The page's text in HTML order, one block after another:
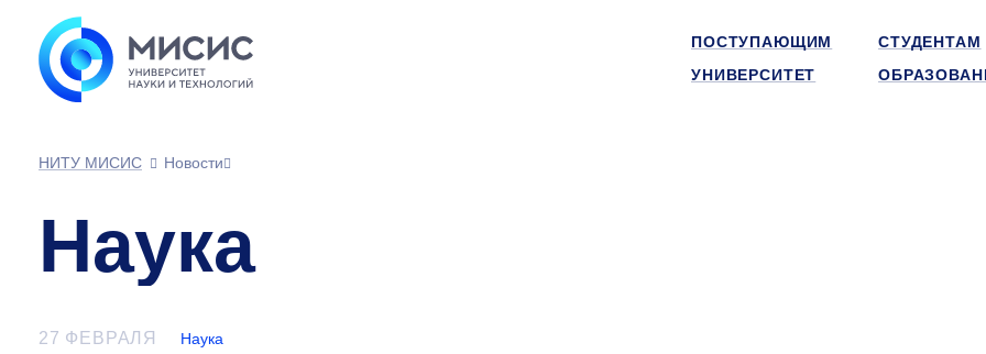
ПОСТУПАЮЩИМ
СТУДЕНТАМ
УНИВЕРСИТЕТ
НИТУ МИСИС Новости
Наука
27 ФЕВРАЛЯ Наука